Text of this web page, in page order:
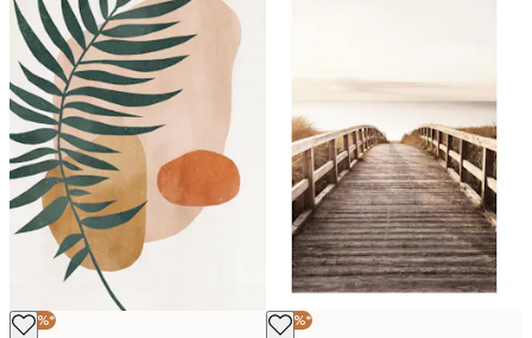
-40%* -40%*